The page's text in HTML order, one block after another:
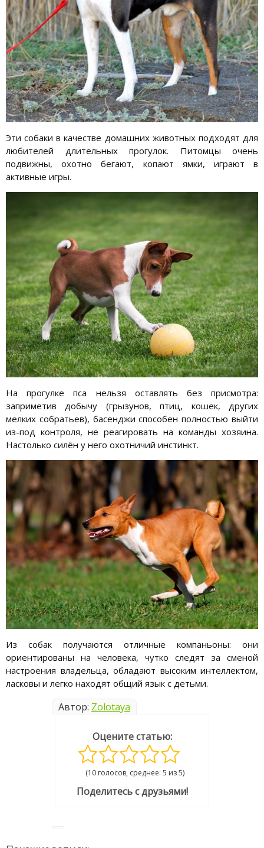
Эти собаки в качестве домашних животных подходят для
любителей длительных прогулок. Питомцы очень
подвижны, охотно бегают, копают ямки, играют в
активные игры.
На прогулке пса нельзя оставлять без присмотра:
заприметив добычу (грызунов, птиц, кошек, других
мелких собратьев), басенджи способен полностью выйти
из-под контроля, не реагировать на команды хозяина.
Настолько силён у него охотничий инстинкт.
Из собак получаются отличные компаньоны: они
ориентированы на человека, чутко следят за сменой
настроения владельца, обладают высоким интеллектом,
ласковы и легко находят общий язык с детьми.
Автор: Zolotaya
Оцените статью:
(10 голосов, среднее: 5 из 5)
Поделитесь с друзьями!